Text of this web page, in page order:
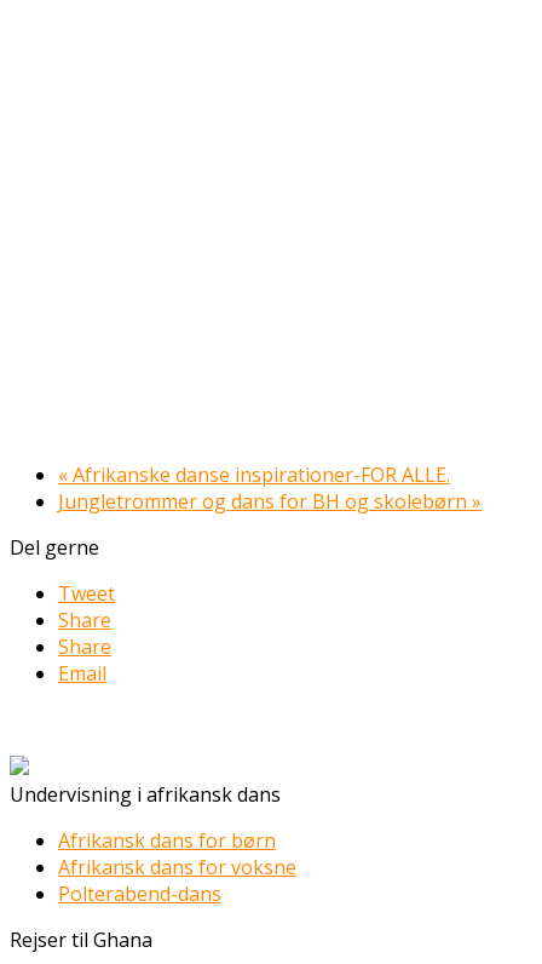
«Afrikanske danse inspirationer-FOR ALLE.
Jungletrommer og dans for BH og skolebørn »
Del gerne
Tweet
Share
Share
Email
Undervisning i afrikansk dans
Afrikansk dans for børn
Afrikansk dans for voksne
Polterabend-dans
Rejser til Ghana